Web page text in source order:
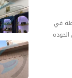
في